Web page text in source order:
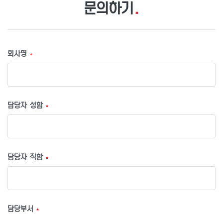
문의하기 .
회사명 *
담당자 성함 *
담당자 직함 *
담당부서 *